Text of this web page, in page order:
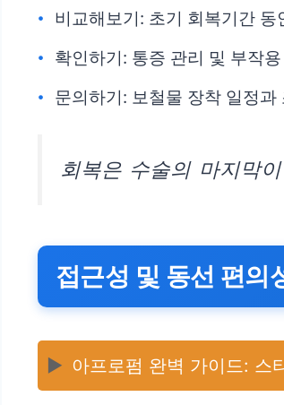
비교해보기: 초기 회복기간
확인하기: 통증 관리 및 부작
문의하기: 보철물 장착 일정
회복은 수술의 마지막
접근성 및 동선 편의
▶️ 아프로펌 완벽 가이드: 스